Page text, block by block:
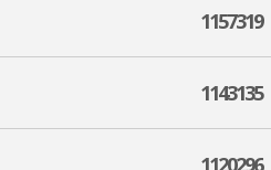
1157319
1143135
1120296